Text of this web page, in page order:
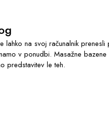
lahko na svoj računalnik
v ponudbi. Masažne
predstavitev le teh.